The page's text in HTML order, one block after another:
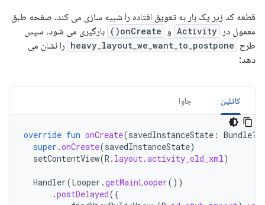
قطعه کد زیر یک بار به تعویق افتاده را شبیه سازی می کند. صفحه طبق
معمول در
Activity و onCreate()
بارگیری می شود، سپس
طرح heavy_layout_we_want_to_postpone را نشان می
دهد:
کاتلین جاوا
override fun onCreate(savedInstanceState : Bundle?)
super .onCreate(savedInstanceState)
setContentView(R . layout .activity_old_xml )
Handler(Looper .getMainLooper())
.postDelayed({